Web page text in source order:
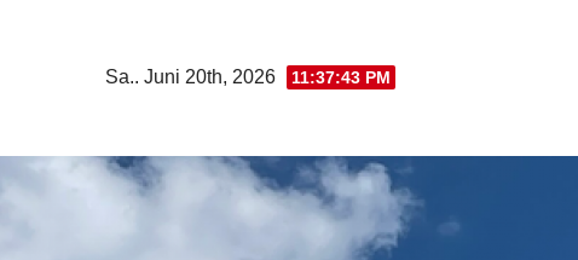
Sa.. Juni 20th, 2026 11:37:45 PM